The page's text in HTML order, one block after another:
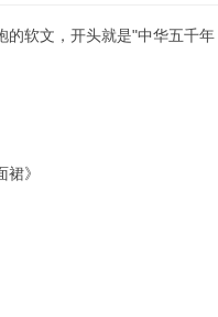
的软文，开头就是"中华五千年
》